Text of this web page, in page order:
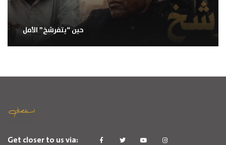
حين “يتفرشخ” الأمل
Get closer to us via: